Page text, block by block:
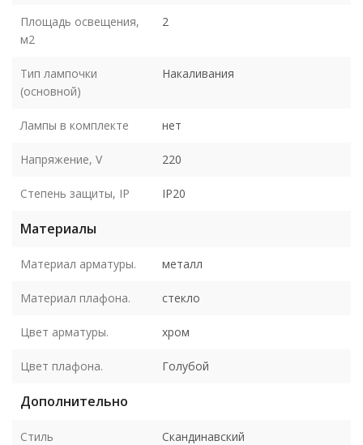
Площадь освещения,
м2
2
Тип лампочки
(основной)
Накаливания
Лампы в комплекте нет
Напряжение, V 220
Степень защиты, IP IP20
Материалы
Материал арматуры. металл
Материал плафона. стекло
Цвет арматуры. хром
Цвет плафона. Голубой
Дополнительно
Стиль Скандинавский